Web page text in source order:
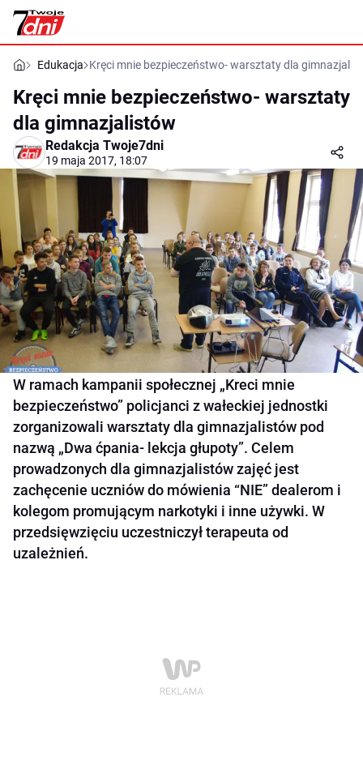
Edukacja Kręci mnie bezpieczeństwo- warsztaty dla
Kręci mnie bezpieczeństwo- warsztaty
dla gimnazjalistów
Redakcja Twoje7dni
19 maja 2017, 18:07
W ramach kampanii społecznej „Kreci mnie
bezpieczeństwo” policjanci z wałeckiej jednostki
zorganizowali warsztaty dla gimnazjalistów pod
nazwą „Dwa ćpania- lekcja głupoty”. Celem
prowadzonych dla gimnazjalistów zajęć jest
zachęcenie uczniów do mówienia “NIE” dealerom i
kolegom promującym narkotyki i inne używki. W
przedsięwzięciu uczestniczył terapeuta od
uzależnień.